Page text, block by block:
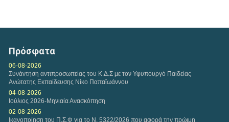
Πρόσφατα
06-08-2026
Συνάντηση αντιπροσωπείας του Κ.Δ.Σ με τον Υφυπουργό Παιδείας
Ανώτατης Εκπαίδευσης Νίκο Παπαϊωάννου
04-08-2026
Ιούλιος 2026-Μηνιαία Ανασκόπηση
02-08-2026
Ικανοποίηση του Π.Σ.Φ για το Ν. 5322/2026 που αφορά την πρώιμη